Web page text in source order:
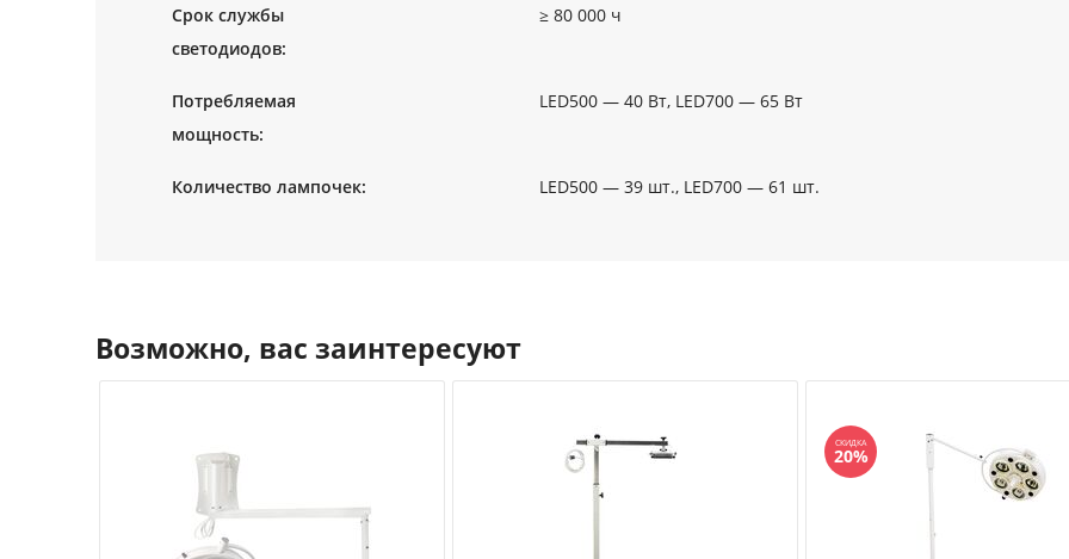
Срок службы
светодиодов:
≥ 80 000 ч
Потребляемая
мощность:
LED500 — 40 Вт, LED700 — 65 Вт
Количество лампочек: LED500 — 39 шт., LED700 — 61 шт.
Возможно, вас заинтересуют
СКИДКА
20%